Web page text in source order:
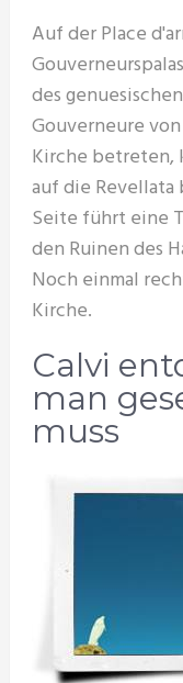
Auf der Place
des
Gouverneure
Kirche betreten,
auf die
Seite führt eine
den Ruinen des
Noch einmal
Kirche.
Calvi
man
muss